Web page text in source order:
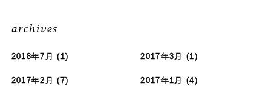
archives
2018年7月 (1) 2017年3月 (1)
2017年2月 (7) 2017年1月 (4)